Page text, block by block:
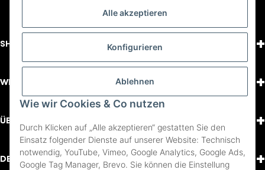
Alle akzeptieren
Konfigurieren
Ablehnen
Wie wir Cookies & Co nutzen
Durch Klicken auf „Alle akzeptieren“ gestatten Sie den
Einsatz folgender Dienste auf unserer Website: Technisch
notwendig, YouTube, Vimeo, Google Analytics, Google Ads,
Google Tag Manager, Brevo. Sie können die Einstellung
SHOPPING +
WISSENSWERTES +
ÜBER UNS +
DEIN KONTO +